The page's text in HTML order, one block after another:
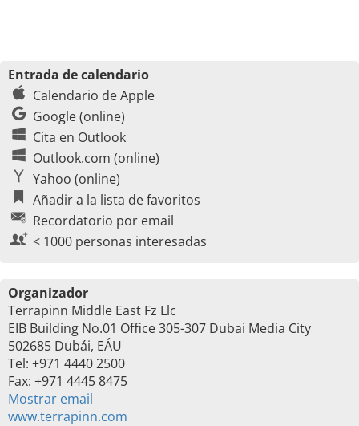
Entrada de calendario
Calendario de Apple
Google (online)
Cita en Outlook
Outlook.com (online)
Yahoo (online)
Añadir a la lista de favoritos
Recordatorio por email
< 1000 personas interesadas
Organizador
Terrapinn Middle East Fz Llc
EIB Building No.01 Office 305-307 Dubai Media City
502685 Dubái, EÁU
Tel: +971 4440 2500
Fax: +971 4445 8475
Mostrar email
www.terrapinn.com